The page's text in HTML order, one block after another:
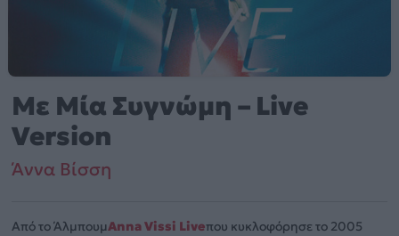
Με Μία Συγνώμη – Live
Version
Άννα Βίσση
Από το ΆλμπουμAnna Vissi Liveπου κυκλοφόρησε το 2005